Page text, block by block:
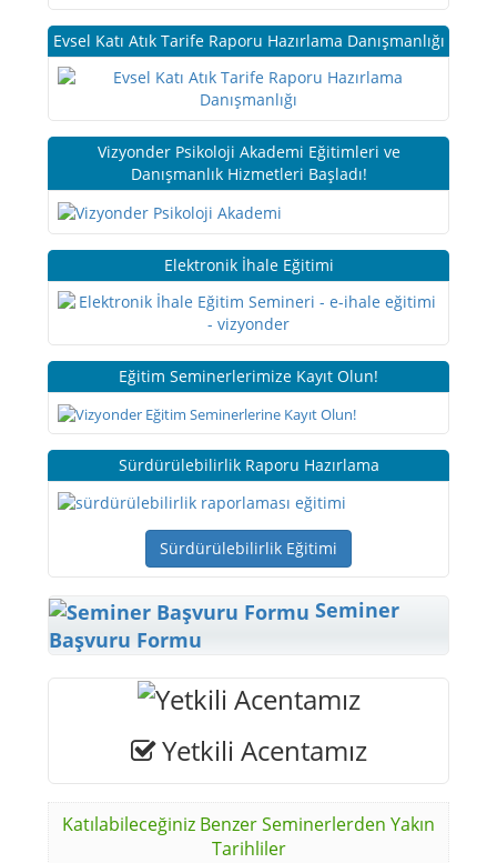
Evsel Katı Atık Tarife Raporu Hazırlama Danışmanlığı
Vizyonder Psikoloji Akademi Eğitimleri ve
Danışmanlık Hizmetleri Başladı!
Elektronik İhale Eğitimi
Eğitim Seminerlerimize Kayıt Olun!
Sürdürülebilirlik Raporu Hazırlama
Sürdürülebilirlik Eğitimi
Seminer
Başvuru Formu
Yetkili Acentamız
Katılabileceğiniz Benzer Seminerlerden Yakın
Tarihliler